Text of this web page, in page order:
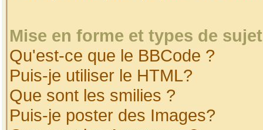
Mise en forme et types de
Qu'est-ce que le BBCode ?
Puis-je utiliser le HTML?
Que sont les smilies ?
Puis-je poster des Images?